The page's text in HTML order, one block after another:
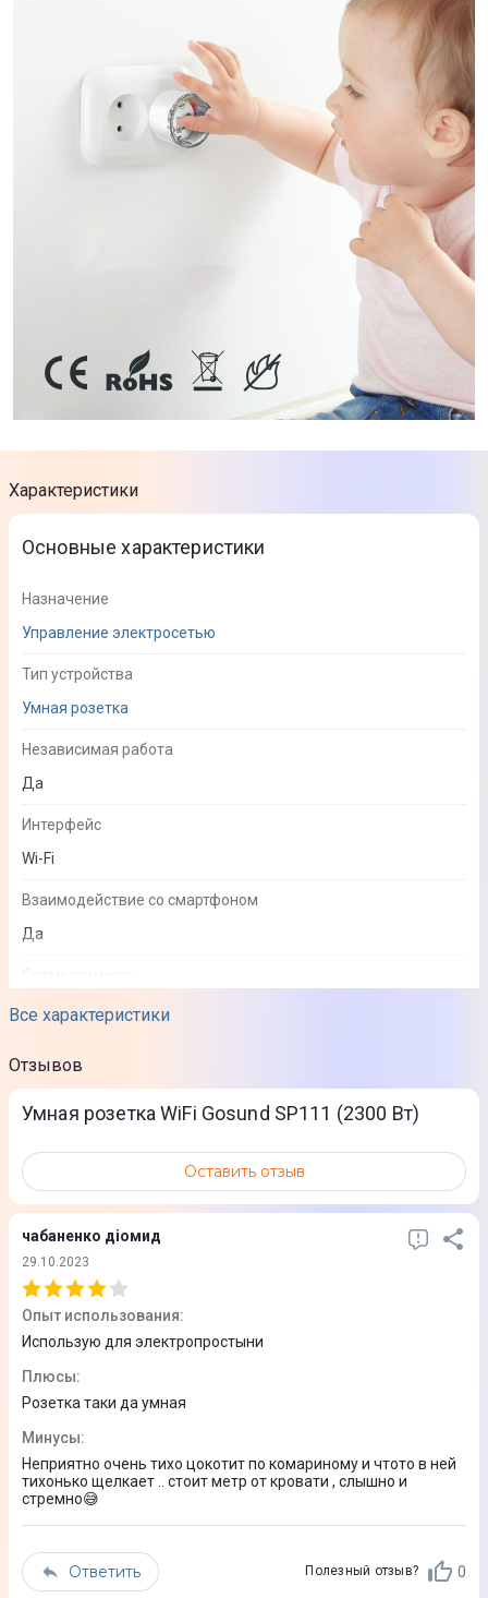
Характеристики
Все характеристики
Основные характеристики
Назначение
Управление электросетью
Тип устройства
Умная розетка
Независимая работа
Да
Интерфейс
Wi-Fi
Взаимодействие со смартфоном
Да
Android, iOS
Особенности
Работа с Google Home и Amazon Alexa; Стандартный
европейский штепсель
Питание
Источник питания
От сети
Габариты и вес
Габариты (ШхВхГ)
79 x 48 x 46 мм
18,1 г
Отзывов
Умная розетка WiFi Gosund SP111 (2300 Вт)
Оставить отзыв
чабаненко діомид
29.10.2023
Опыт использования:
Использую для электропростыни
Плюсы:
Розетка таки да умная
Минусы:
Неприятно очень тихо цокотит по комариному и чтото в ней
тихонько щелкает .. стоит метр от кровати , слышно и
стремно😅
Ответить Полезный отзыв? 0